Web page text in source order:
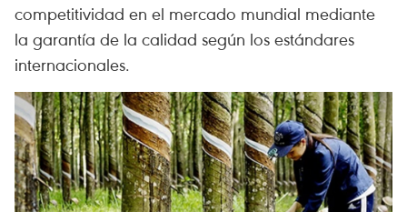
competitividad en el mercado mundial mediante
la garantía de la calidad según los estándares
internacionales.